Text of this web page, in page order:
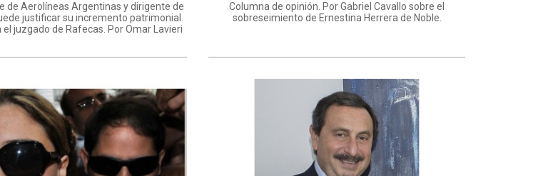
de Aerolíneas Argentinas y dirigente de
justificar su incremento patrimonial.
el juzgado de Rafecas. Por Omar Lavieri
Columna de opinión. Por Gabriel Cavallo sobre el
sobreseimiento de Ernestina Herrera de Noble.